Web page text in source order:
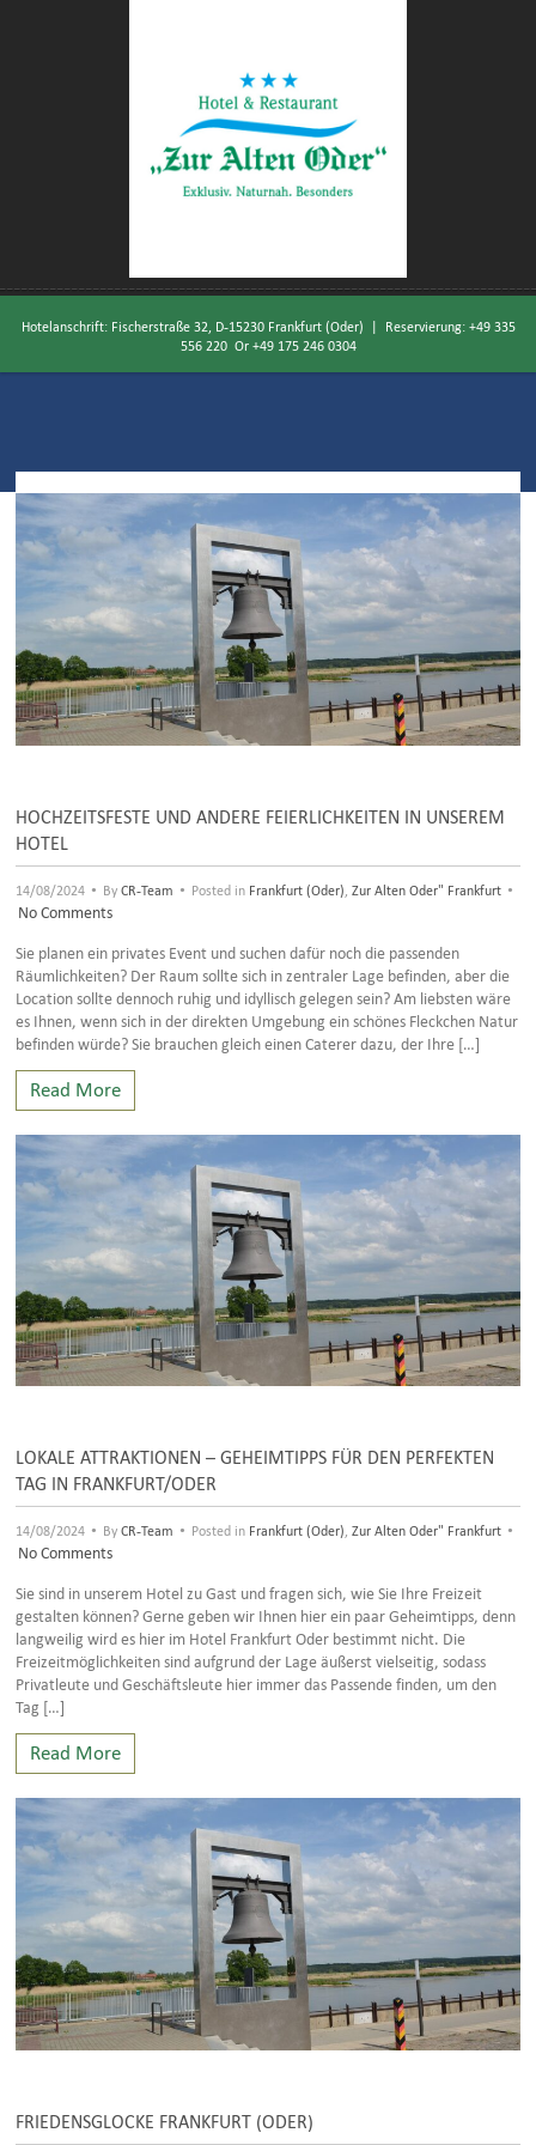
Hotelanschrift: Fischerstraße 32, D-15230 Frankfurt (Oder) | Reservierung: +49 335
556 220Or +49 175 246 0304
HOCHZEITSFESTE UND ANDERE FEIERLICHKEITEN IN UNSEREM
HOTEL
14/08/2024 • ByCR-Team • Posted in Frankfurt (Oder) ,Zur Alten Oder" Frankfurt •
No Comments
Sie planen ein privates Event und suchen dafür noch die passenden
Räumlichkeiten? Der Raum sollte sich in zentraler Lage befinden, aber die
Location sollte dennoch ruhig und idyllisch gelegen sein? Am liebsten wäre
es Ihnen, wenn sich in der direkten Umgebung ein schönes Fleckchen Natur
befinden würde? Sie brauchen gleich einen Caterer dazu, der Ihre […]
Read More
LOKALE ATTRAKTIONEN – GEHEIMTIPPS FÜR DEN PERFEKTEN
TAG IN FRANKFURT/ODER
14/08/2024 • ByCR-Team • Posted in Frankfurt (Oder) ,Zur Alten Oder" Frankfurt •
No Comments
Sie sind in unserem Hotel zu Gast und fragen sich, wie Sie Ihre Freizeit
gestalten können? Gerne geben wir Ihnen hier ein paar Geheimtipps, denn
langweilig wird es hier im Hotel Frankfurt Oder bestimmt nicht. Die
Freizeitmöglichkeiten sind aufgrund der Lage äußerst vielseitig, sodass
Privatleute und Geschäftsleute hier immer das Passende finden, um den
Tag […]
Read More
FRIEDENSGLOCKE FRANKFURT (ODER)